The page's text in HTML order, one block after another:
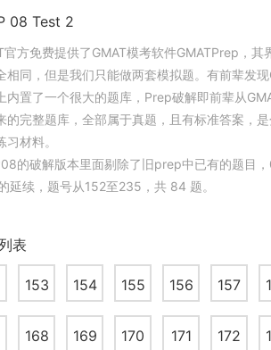
08 Test 2
官方免费提供了GMAT模考软件GMATPrep，其
相同，但是我们只能做两套模拟题。有前辈发
内置了一个很大的题库，Prep破解即前辈从
的完整题库，全部属于真题，且有标准答案，
习材料。
的破解版本里面剔除了旧prep中已有的题目
延续，题号从152至235，共 84 题。
表
153 154 155 156 157
168 169 170 171 172